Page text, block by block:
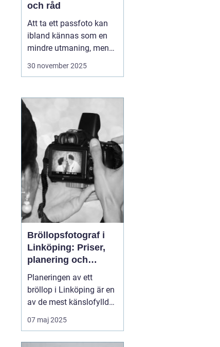
och råd
Att ta ett passfoto kan
ibland kännas som en
mindre utmaning, men
med rätt vägledning kan
Östermalm finns det
flera ställen där man kan
fixa passfoto. Denna
arti...
30 november 2025
Bröllopsfotograf i
Linköping: Priser,
planering och
oförglömliga
minnen
Planeringen av ett
bröllop i Linköping är en
av de mest känslofyllda
och detaljerade
perioderna i livet. Från
07 maj 2025